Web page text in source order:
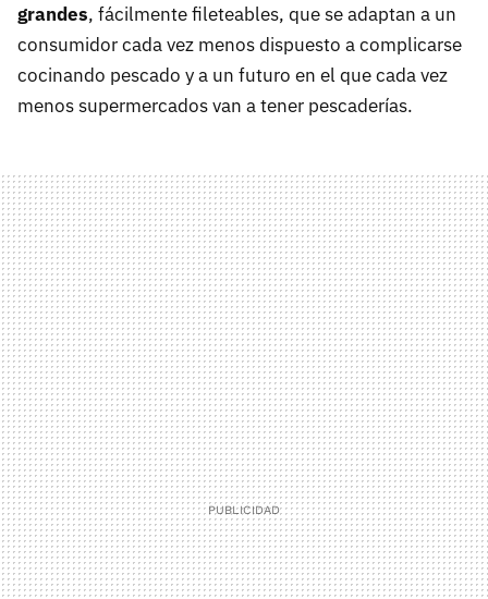
grandes, fácilmente fileteables, que se adaptan a un
consumidor cada vez menos dispuesto a complicarse
cocinando pescado y a un futuro en el que cada vez
menos supermercados van a tener pescaderías.